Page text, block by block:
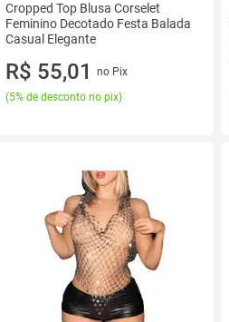
Cropped Top Blusa Corselet
Feminino Decotado Festa Balada
Casual Elegante
R$ 55,01
no Pix
(5% de desconto no pix)